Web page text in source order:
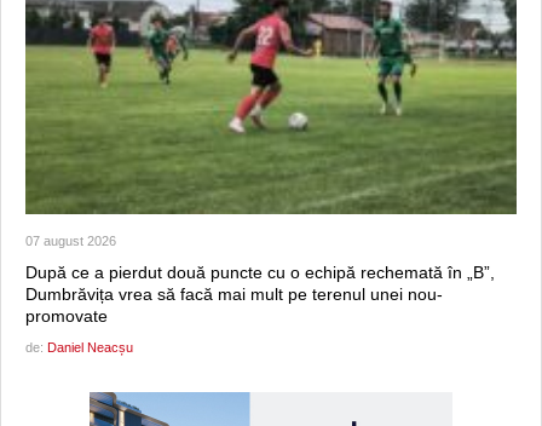
07 august 2026
După ce a pierdut două puncte cu o echipă rechemată în „B”,
Dumbrăvița vrea să facă mai mult pe terenul unei nou-
promovate
de: Daniel Neacșu